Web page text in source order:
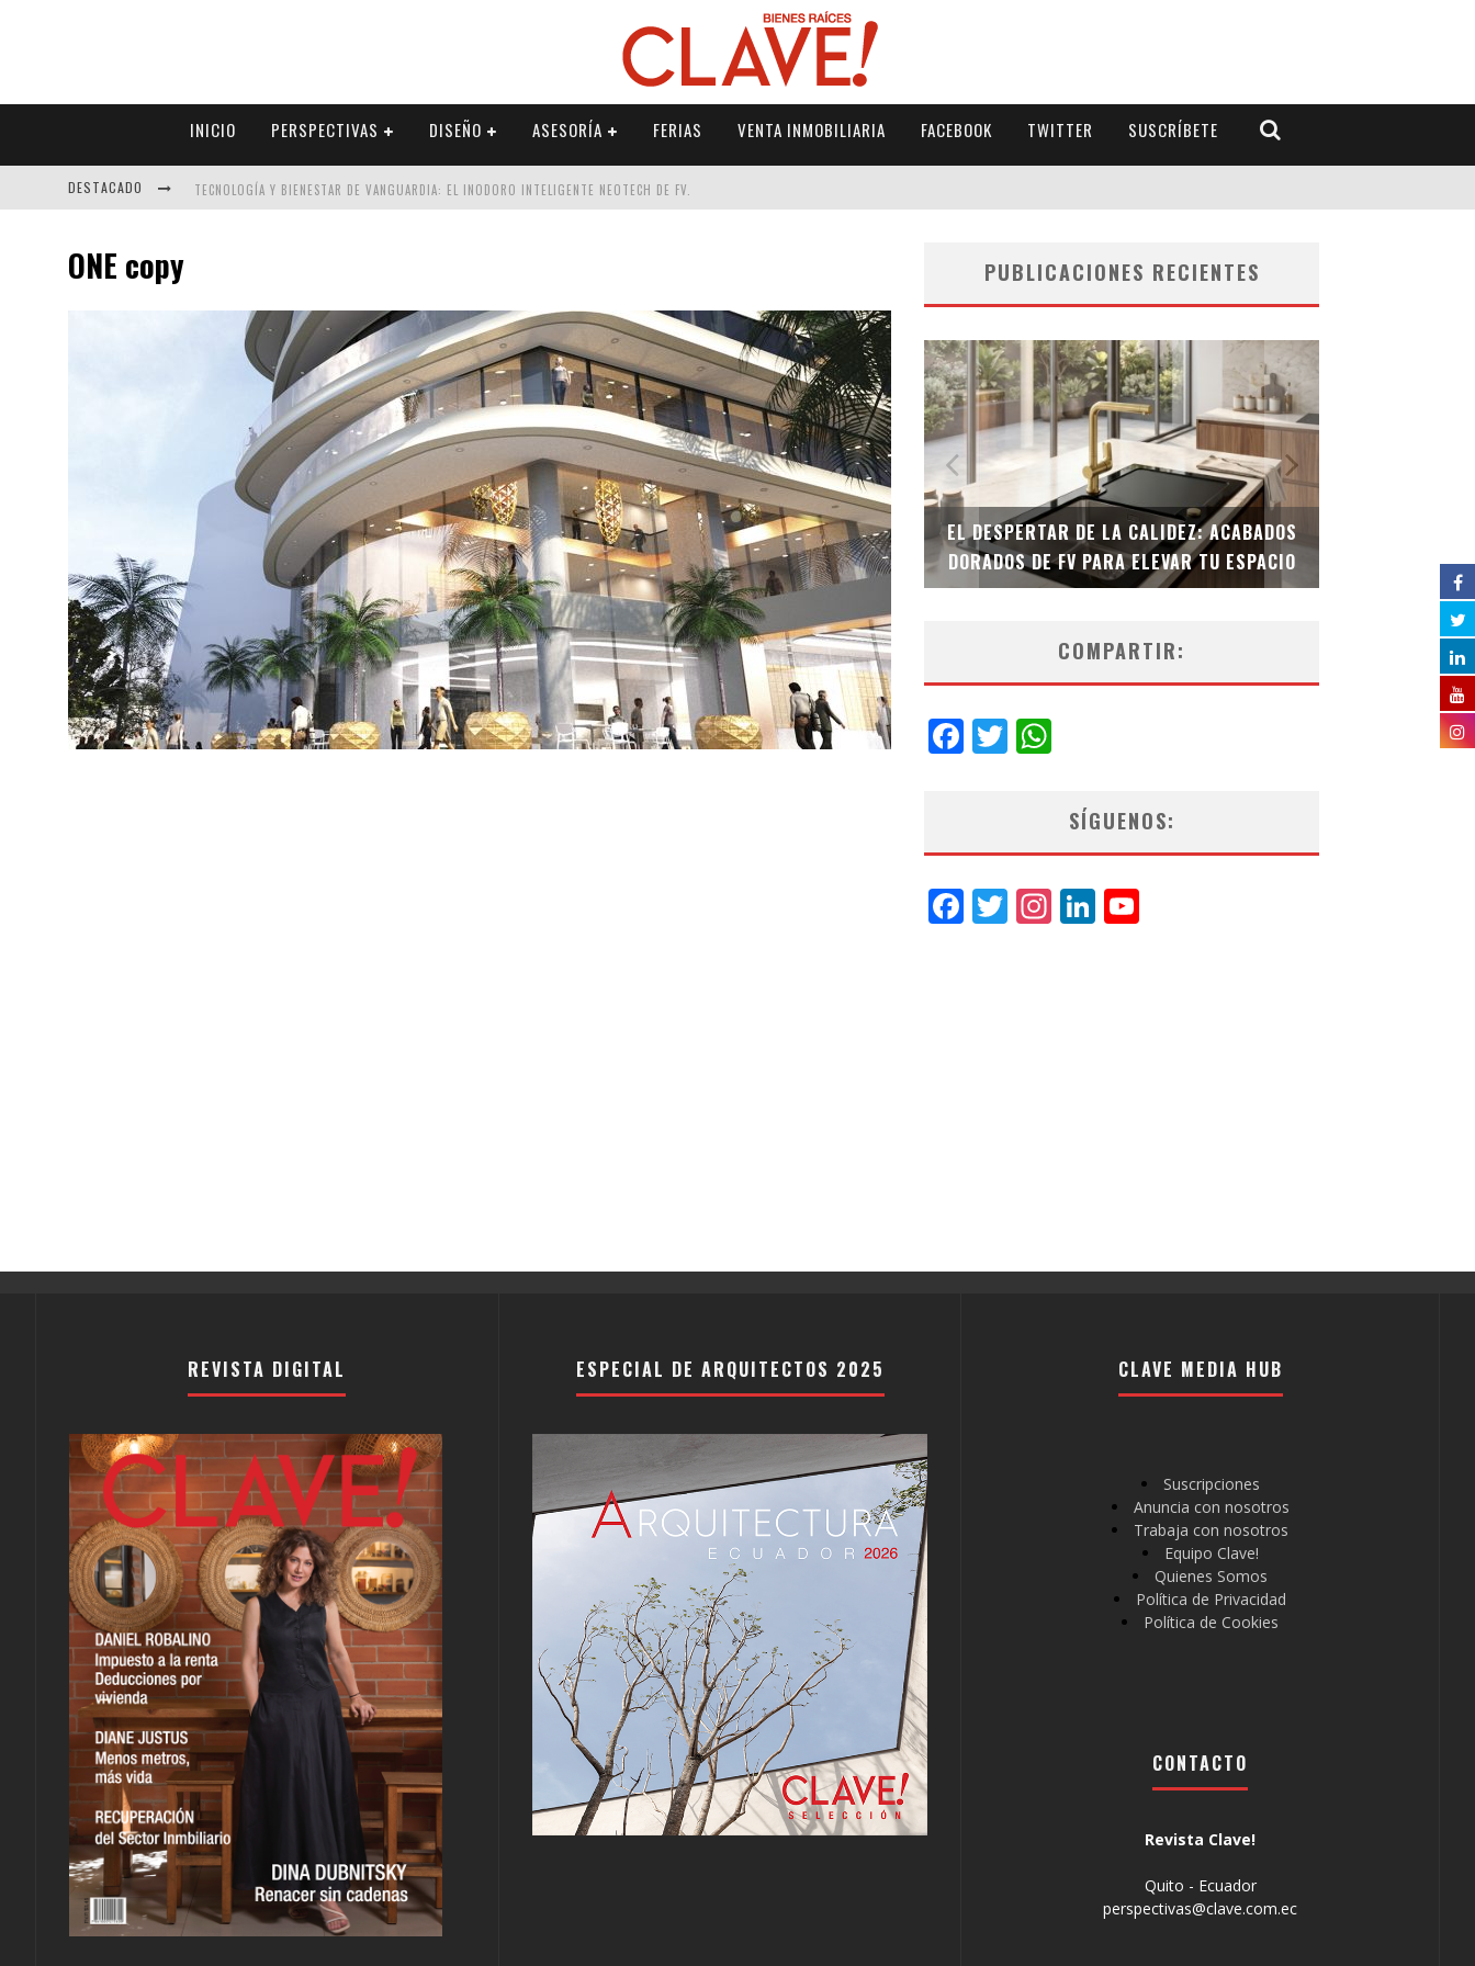
INICIO PERSPECTIVAS DISEÑO ASESORÍA FERIAS VENTA INMOBILIARIA FACEBOOK TWITTER SUSCRÍBETE
DESTACADO TECNOLOGÍA Y BIENESTAR DE VANGUARDIA: EL INODORO INTELIGENTE NEOTECH DE FV.
EL DESPERTAR DE LA CALIDEZ: ACABADOS DORADOS DE FV PARA ELEVAR TU ESPACIO
ONE copy PUBLICACIONES RECIENTES
SAINT-GOBAIN IMPTEK – XI CONVENCIÓN
INTERNACIONAL
EL DESPERTAR DE LA CALIDEZ: ACABADOS
DORADOS DE FV PARA ELEVAR TU ESPACIO
EL INODORO
COMPARTIR:
Facebook
Twitter
SÍGUENOS:
Facebook
Twitter
Instagram
LinkedIn
REVISTA DIGITAL ESPECIAL DE ARQUITECTOS 2025 CLAVE MEDIA HUB
Suscripciones
Anuncia con nosotros
Trabaja con nosotros
Equipo Clave!
Quienes Somos
Política de Privacidad
Política de Cookies
CONTACTO
Revista Clave!
Quito - Ecuador
perspectivas@clave.com.ec